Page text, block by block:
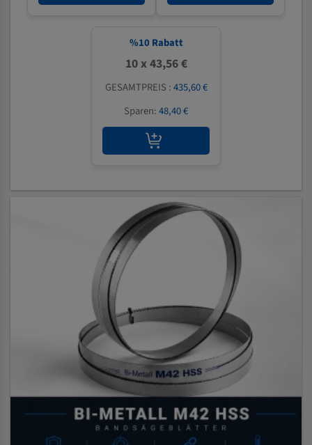
%10 Rabatt
10 x 43,56 €
GESAMTPREIS :435,60 €
Sparen:48,40 €